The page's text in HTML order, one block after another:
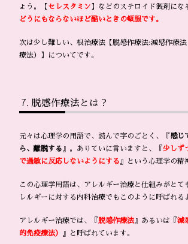
ょう。【 セレスタミン 】などのステロイド製剤にな
どうにもならないほど酷いときの頓服です。
次は少し難しい、根治療法【脱感作療法:減感作療
療法）】についてです。
脱感作療法とは？
元々は心理学の用語で、読んで字のごとく、『感じ
ら、離脱する 』。ありていに言いますと、『少しず
で過敏に反応しないようにする 』という心理学の精
この心理学用語は、アレルギー治療と仕組みがとて
レルギーに対する内科治療でもこのように呼ばれる
アレルギー治療では、『脱感作療法』あるいは『減
的免疫療法）
』と呼ばれています。